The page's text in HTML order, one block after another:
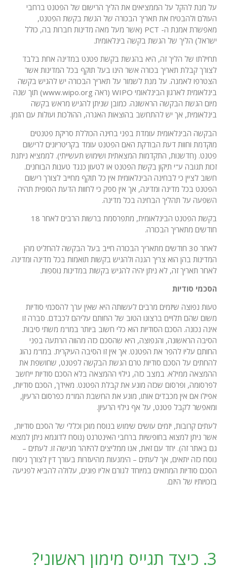
על מנת להקל על הממציאים את הליך הרישום של הפטנט ברחבי
העולם ולהבטיח את תאריך הבכורה של הגשת בקשת הפטנט,
מאפשרת אמנת ה- PCT (אשר מעל מאה מדינות חברות בה, כולל
ישראל) הליך של הגשת בקשה בינלאומית.
תחילתו של הליך זה, היא בהגשת בקשת פטנט במדינה אחת בלבד
לצורך קבלת תאריך בכורה אשר הינו בעל תוקף בכל המדינות אשר
הצטרפו לאמנה. על מנת לשמור על תאריך הבכורה יש להגיש בקשה
בינלאומית לארגון הבינלאומי WIPO (ראה www.wipo.org) תוך שנה
מיום הגשת הבקשה הראשונה. כמובן שניתן להגיש מראש בקשה
בינלאומית, אך יש להתחשב בהוצאות האגרה, ההולכות ועולות עם הזמן.
הבקשה הבינלאומית עומדת בפני בחינה הכוללת סריקת פטנטים
מוקדמת וחוות דעת הבודקת האם הפטנט עומד בקריטריונים לרישום
פטנט. (חדשנות, התקדמות המצאתית ושימוש תעשייתי). לממציא ניתנת
זכות תגובה ע"י תיקון בקשת הפטנט או לטעון כנגד טענות הבוחנים.
חשוב לציין כי לבחינה הבינלאומית אין כל תוקף מחייב לצורך רישום
הפטנט בכל מדינה ומדינה, אך אין ספק כי לחוות הדעת הסופית תהיה
השפעה על תהליך הבחינה בכל מדינה.
בקשת הפטנט הבינלאומית, מתפרסמת ברשות הרבים לאחר 18
חודשים מתאריך הבכורה.
לאחר 30 חודשים מתאריך הבכורה חייב בעל הבקשה להחליט מהן
המדינות בהן הוא צריך הגנה ולהגיש בקשות תואמות בכל מדינה ומדינה.
לאחר תאריך זה, לא ניתן יהיה להגיש בקשות במדינות נוספות.
הסכמי סודיות
טעות נפוצה שיזמים מרבים לעשותה היא שאין ערך להסכמי סודיות
משום שהם תלויים ברצונו הטוב של החותם עליהם לכבדם. סברה זו
אינה נכונה. הסכם הסודיות הוא כלי חשוב ביותר במו"מ משתי סיבות.
הסיבה הראשונה, והנפוצה, היא שהסכם כזה מהווה הרתעה בפני
החותם עליו להפר את הפטנט. אך אין זו הסיבה העיקרית. במו"מ נהוג
להחתים על הסכם סודיות טרם הגשת הבקשה לפטנט, שחושפת את
ההמצאה ממילא. במצב כזה, גילוי ההמצאה בלא הסכם סודיות ייחשב
לפרסומה, ופרסום שכזה מונע את קבלת הפטנט. מאידך, הסכם סודיות,
אפילו אם אין מכבדים אותו, מונע את החשבת המו"מ כפרסום הרעיון,
ומאפשר לקבל פטנט, על אף גילוי הרעיון.
לעתים קרובות, יזמים עושים שימוש בנוסח מוכן וכללי של הסכם סודיות,
אשר ניתן למצוא בחופשיות ברחבי האינטרנט (נוסח לדוגמא ניתן למצוא
גם באתר זה). יחד עם זאת, אנו ממליצים להיזהר מגישה זו. לעתים –
נוסח כזה יתאים, אך לעתים – הימנעות מהיעזרות בעורך דין לצורך ניסוח
הסכם סודיות המתאים במיוחד לגורם אליו פונים, עלולה להביא לפגיעה
בזכויותיו של היזם.
3. כיצד תגייס מימון ראשוני?